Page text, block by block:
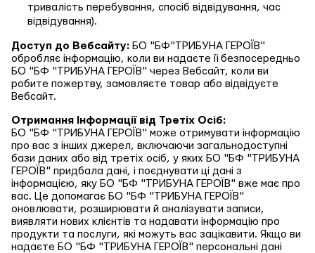
тривалість перебування, спосіб відвідування, час
відвідування).
Доступ до Вебсайту: БО "БФ"ТРИБУНА ГЕРОЇВ"
обробляє інформацію, коли ви надаєте її безпосередньо
БО "БФ "ТРИБУНА ГЕРОЇВ" через Вебсайт, коли ви
робите пожертву, замовляєте товар або відвідуєте
Вебсайт.
Отримання Інформації від Третіх Осіб:
БО "БФ "ТРИБУНА ГЕРОЇВ" може отримувати інформацію
про вас з інших джерел, включаючи загальнодоступні
бази даних або від третіх осіб, у яких БО "БФ "ТРИБУНА
ГЕРОЇВ" придбала дані, і поєднувати ці дані з
інформацією, яку БО "БФ "ТРИБУНА ГЕРОЇВ" вже має про
вас. Це допомагає БО "БФ "ТРИБУНА ГЕРОЇВ"
оновлювати, розширювати й аналізувати записи,
виявляти нових клієнтів та надавати інформацію про
продукти та послуги, які можуть вас зацікавити. Якщо ви
надаєте БО "БФ "ТРИБУНА ГЕРОЇВ" персональні дані